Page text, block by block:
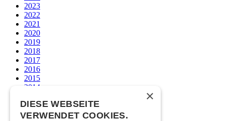
2023
2022
2021
2020
2019
2018
2017
2016
2015
2014
2012
2011
×
DIESE WEBSEITE
VERWENDET COOKIES.